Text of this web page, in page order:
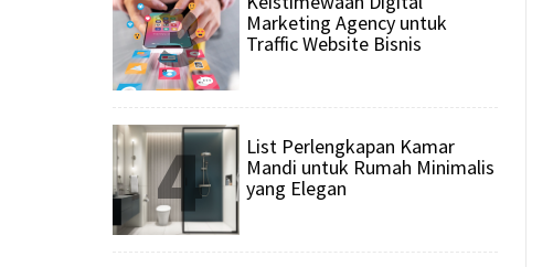
3
Marketing Agency untuk
Traffic Website Bisnis
4
List Perlengkapan Kamar
Mandi untuk Rumah Minimalis
yang Elegan